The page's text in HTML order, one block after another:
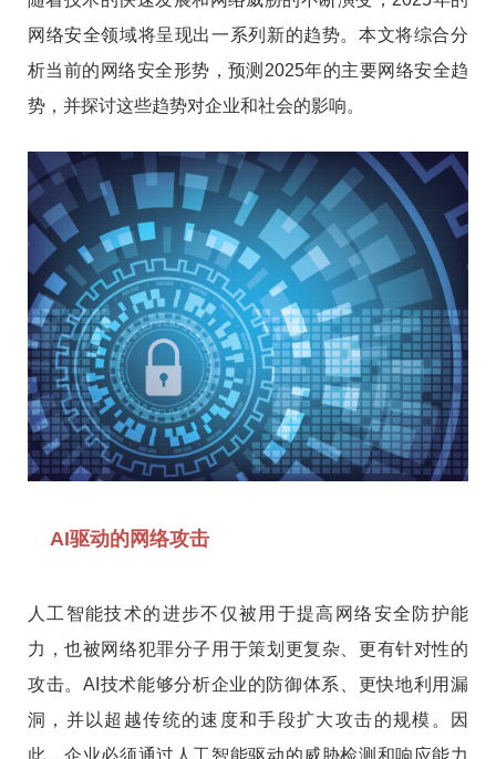
网络安全领域将呈现出一系列新的趋势。本文将综合分
析当前的网络安全形势，预测2025年的主要网络安全趋
势，并探讨这些趋势对企业和社会的影响。
AI驱动的网络攻击
人工智能技术的进步不仅被用于提高网络安全防护能
力，也被网络犯罪分子用于策划更复杂、更有针对性的
攻击。AI技术能够分析企业的防御体系、更快地利用漏
洞，并以超越传统的速度和手段扩大攻击的规模。因
此，企业必须通过人工智能驱动的威胁检测和响应能力